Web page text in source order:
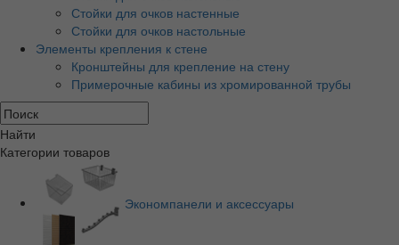
Стойки для очков настенные
Стойки для очков настольные
Элементы крепления к стене
Кронштейны для крепление на стену
Примерочные кабины из хромированной трубы
Найти
Категории товаров
Экономпанели и аксессуары